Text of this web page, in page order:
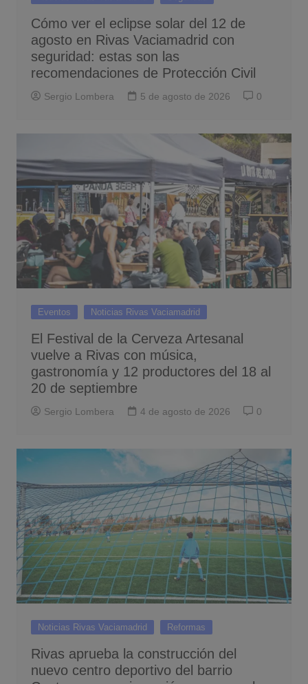
Cómo ver el eclipse solar del 12 de
agosto en Rivas Vaciamadrid con
seguridad: estas son las
recomendaciones de Protección Civil
Sergio Lombera 5 de agosto de 2026 0
Eventos Noticias Rivas Vaciamadrid
El Festival de la Cerveza Artesanal
vuelve a Rivas con música,
gastronomía y 12 productores del 18 al
20 de septiembre
Sergio Lombera 4 de agosto de 2026 0
Noticias Rivas Vaciamadrid Reformas
Rivas aprueba la construcción del
nuevo centro deportivo del barrio